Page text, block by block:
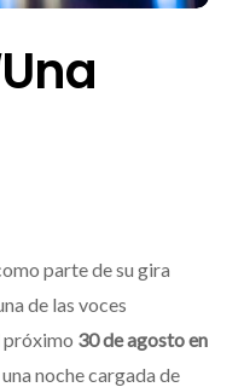
parte de su gira
de las voces
próximo 30 de agosto en
noche cargada de